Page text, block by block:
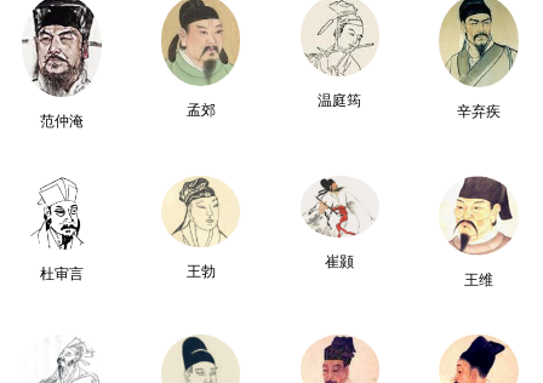
范仲淹
孟郊
温庭筠
辛弃疾
杜审言 王勃
崔颢
王维